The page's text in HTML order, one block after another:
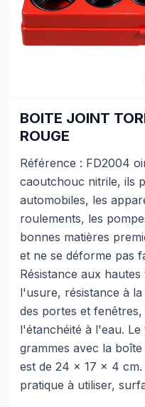
BOITE JOINT
ROUGE
Référence : FD2004
caoutchouc nitrile, ils
automobiles, les
roulements, les
bonnes matières
et ne se déforme pas
Résistance aux
l'usure, résistance à
des portes et
l'étanchéité à l'eau.
grammes avec la
est de 24 x 17 x 4
pratique à utiliser,